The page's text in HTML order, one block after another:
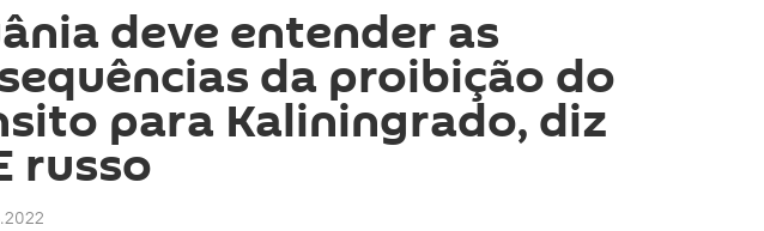
deve entender as
da proibição do
para Kaliningrado, diz
russo